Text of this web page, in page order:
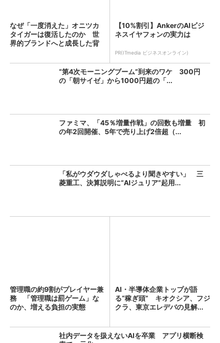
なぜ「一度消えた」オニツカ
タイガーは復活したのか 世
界的ブランドへと成長した背
【10%割引】AnkerのAIビジ
ネスイヤフォンの実力は
PR(ITmedia ビジネスオンライン)
“第4次モーニングブーム”到来のワケ 300円
の「朝サイゼ」から1000円超の「...
ファミマ、「45％増量作戦」の回数も増量 初
の年2回開催、5年で売り上げ2倍超（...
「私がウダウダしゃべるより聞きやすい」 三
菱重工、決算説明に“AIジュリア”起用...
管理職の約9割がプレイヤー兼
務 「管理職は罰ゲーム」な
のか、増える負担の実態
AI・半導体企業トップが語
る“稼ぎ頭” キオクシア、フジ
クラ、東京エレデバの見解...
社内データを扱えないAIを卒業 アプリ横断検